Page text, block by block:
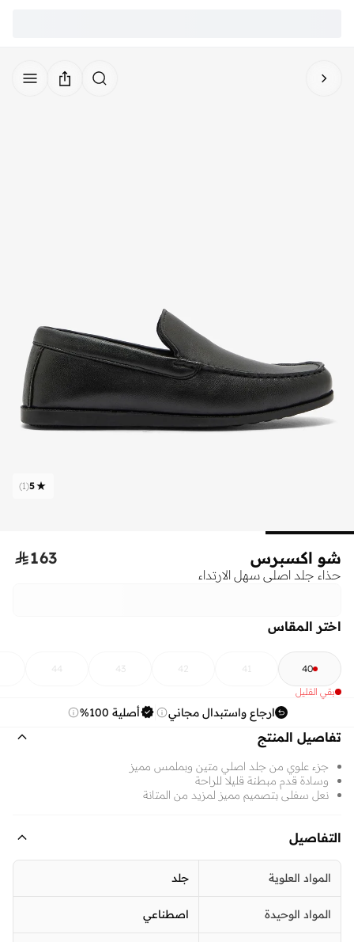
5
(
1
)
شو اكسبرس
حذاء جلد اصلي سهل الارتداء
163
اختر المقاس
40
41
42
43
44
بقي القليل
ارجاع واستبدال مجاني أصلية 100%
تفاصيل المنتج
جزء علوي من جلد اصلي متين وبملمس مميز
وسادة قدم مبطنة قليلا للراحة
نعل سفلي بتصميم مميز لمزيد من المتانة
التفاصيل
المواد العلوية جلد
المواد الوحيدة اصطناعي